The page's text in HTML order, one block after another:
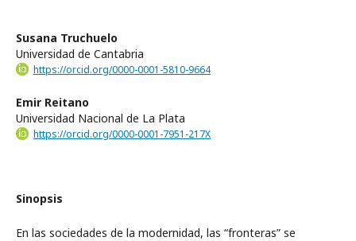
Susana Truchuelo
Universidad de Cantabria
https://orcid.org/0000-0001-5810-9664
Emir Reitano
Universidad Nacional de La Plata
https://orcid.org/0000-0001-7951-217X
Sinopsis
En las sociedades de la modernidad, las “fronteras” se